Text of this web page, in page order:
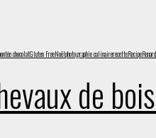
chocolatGluten FreeNoëlphotographie culinairerecetteRecipe
de